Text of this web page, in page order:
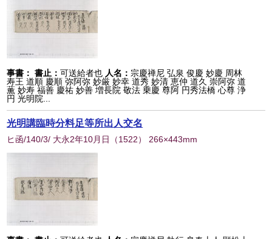
事書： 書止：可送給者也 人名： 宗慶禅尼 弘泉 俊慶 妙慶 周林
寿王 道順 慶順 弥阿弥 妙厳 妙幸 道秀 妙清 恵仲 道久 崇阿弥 道
薫 妙寿 福善 慶祐 妙善 増長院 敬法 乗慶 尊阿 円秀法橋 心尊 浄
円 光明院...
光明講臨時分料足等所出人交名
ヒ函/140/3/ 大永2年10月日 （1522） 266×443mm